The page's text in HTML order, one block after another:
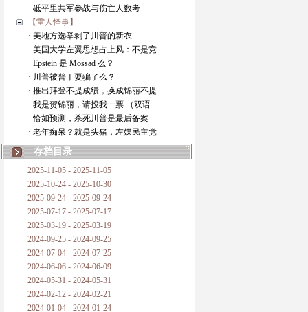
· 砥平里共军参战与伤亡人数考
【雷人怪事】
· 美地方选举剥了川普的新衣
· 美国大学左翼思想占上风：不是竞
· Epstein 是 Mossad 么？
· 川普被普丁耍骗了么？
· 推出拜登不提成绩，换成锦丽不提
· 我是贺锦丽，请投我一票 （双语
· 恰如预测，杀死川普是最后备案
· 老年痴呆？就是头猪，左媒民主党
存档目录
2025-11-05 - 2025-11-05
2025-10-24 - 2025-10-30
2025-09-24 - 2025-09-24
2025-07-17 - 2025-07-17
2025-03-19 - 2025-03-19
2024-09-25 - 2024-09-25
2024-07-04 - 2024-07-25
2024-06-06 - 2024-06-09
2024-05-31 - 2024-05-31
2024-02-12 - 2024-02-21
2024-01-04 - 2024-01-24